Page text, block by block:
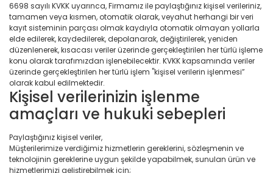
6698 sayılı KVKK uyarınca, Firmamız ile paylaştığınız kişisel verileriniz,
tamamen veya kısmen, otomatik olarak, veyahut herhangi bir veri
kayıt sisteminin parçası olmak kaydıyla otomatik olmayan yollarla
elde edilerek, kaydedilerek, depolanarak, değiştirilerek, yeniden
düzenlenerek, kısacası veriler üzerinde gerçekleştirilen her türlü işleme
konu olarak tarafımızdan işlenebilecektir. KVKK kapsamında veriler
üzerinde gerçekleştirilen her türlü işlem "kişisel verilerin işlenmesi”
olarak kabul edilmektedir.
Kişisel verilerinizin işlenme
amaçları ve hukuki sebepleri
Paylaştığınız kişisel veriler,
Müşterilerimize verdiğimiz hizmetlerin gereklerini, sözleşmenin ve
teknolojinin gereklerine uygun şekilde yapabilmek, sunulan ürün ve
hizmetlerimizi geliştirebilmek için;